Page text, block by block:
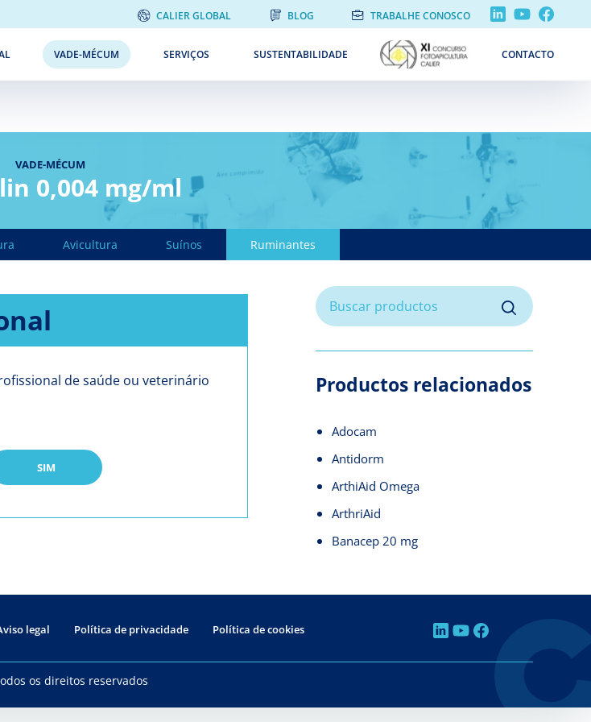
CALIER GLOBAL BLOG TRABALHE CONOSCO
VADE-MÉCUM SERVIÇOS SUSTENTABILIDADE CONTACTO
VADE-MÉCUM
0,004 mg/ml
Avicultura Suínos Ruminantes
de saúde ou veterinário
SIM
Productos relacionados
Adocam
Antidorm
ArthiAid Omega
ArthriAid
Banacep 20 mg
legal Política de privacidade Política de cookies
os direitos reservados